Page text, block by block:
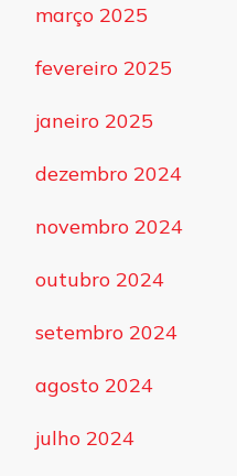
março 2025
fevereiro 2025
janeiro 2025
dezembro 2024
novembro 2024
outubro 2024
setembro 2024
agosto 2024
julho 2024